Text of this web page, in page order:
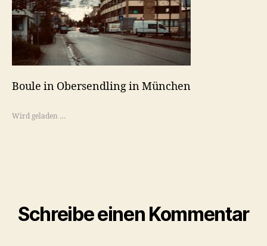
Boule in Obersendling in München
Wird geladen …
Schreibe einen Kommentar